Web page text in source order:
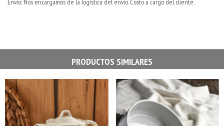
PRODUCTOS SIMILARES